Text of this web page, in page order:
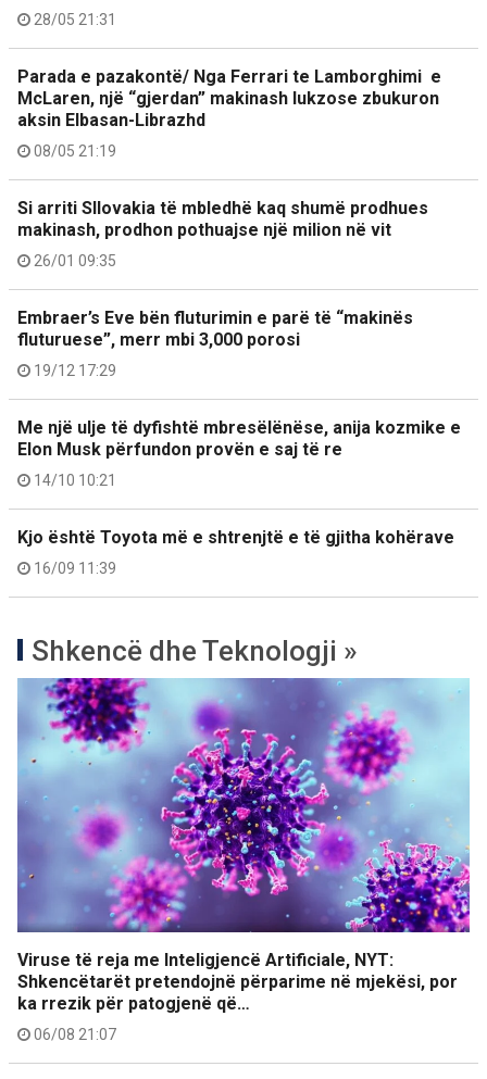
28/05 21:31
Parada e pazakontë/ Nga Ferrari te Lamborghimi e
McLaren, një “gjerdan” makinash lukzose zbukuron
aksin Elbasan-Librazhd
08/05 21:19
Si arriti Sllovakia të mbledhë kaq shumë prodhues
makinash, prodhon pothuajse një milion në vit
26/01 09:35
Embraer’s Eve bën fluturimin e parë të “makinës
fluturuese”, merr mbi 3,000 porosi
19/12 17:29
Me një ulje të dyfishtë mbresëlënëse, anija kozmike e
Elon Musk përfundon provën e saj të re
14/10 10:21
Kjo është Toyota më e shtrenjtë e të gjitha kohërave
16/09 11:39
Shkencë dhe Teknologji »
Viruse të reja me Inteligjencë Artificiale, NYT:
Shkencëtarët pretendojnë përparime në mjekësi, por
ka rrezik për patogjenë që…
06/08 21:07